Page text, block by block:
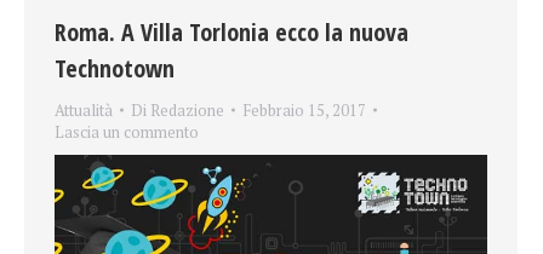
Roma. A Villa Torlonia ecco la nuova
Technotown
Attualità Di Redazione
Febbraio 15, 2017
Lascia un commento